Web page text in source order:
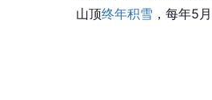
山顶终年积雪 ，每年5